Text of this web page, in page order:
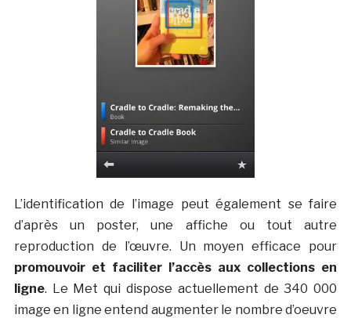
L’identification de l’image peut également se faire
d’après un poster, une affiche ou tout autre
reproduction de l’œuvre. Un moyen efficace pour
promouvoir et faciliter l’accès aux collections en
ligne. Le Met qui dispose actuellement de 340 000
image en ligne entend augmenter le nombre d’oeuvre